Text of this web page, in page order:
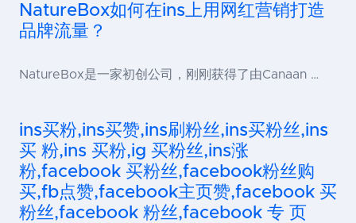
NatureBox如何在ins上用网红营销打造
品牌流量？
NatureBox是一家初创公司，刚刚获得了由Canaan …
ins买粉,ins买赞,ins刷粉丝,ins买粉丝,ins
买 粉,ins 买粉,ig 买粉丝,ins涨
粉,facebook 买粉丝,facebook粉丝购
买,fb点赞,facebook主页赞,facebook 买
粉丝,facebook 粉丝,facebook 专 页